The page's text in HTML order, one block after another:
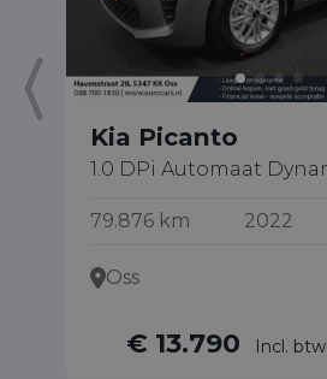
Kia Picanto
1.0 DPi Automaat
79.876 km 2022
Oss
€ 13.790 Incl. btw